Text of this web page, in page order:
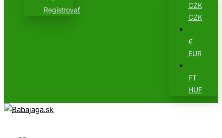
Registrovať
CZK
CZK
€
EUR
FT
HUF